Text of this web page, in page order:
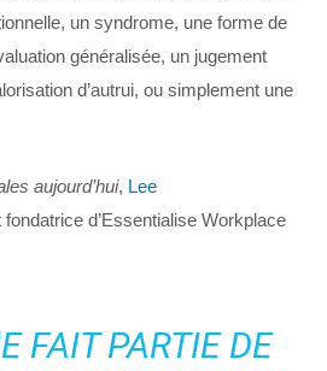
un syndrome, une forme de
généralisée, un jugement
d’autrui, ou simplement une
aujourd’hui, Lee
d’Essentialise Workplace
FAIT PARTIE DE